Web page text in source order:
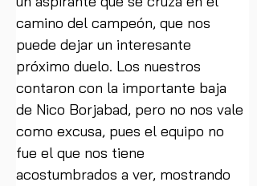
camino del campeón, que nos
puede dejar un interesante
próximo duelo. Los nuestros
contaron con la importante baja
de Nico Borjabad, pero no nos vale
como excusa, pues el equipo no
fue el que nos tiene
acostumbrados a ver, mostrando